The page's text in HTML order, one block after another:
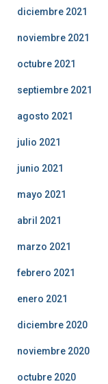
diciembre 2021
noviembre 2021
octubre 2021
septiembre 2021
agosto 2021
julio 2021
junio 2021
mayo 2021
abril 2021
marzo 2021
febrero 2021
enero 2021
diciembre 2020
noviembre 2020
octubre 2020